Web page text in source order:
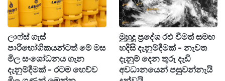
ලාෆ්ස් ගැස්
පාරිභෝගිකයන්ටත් මේ මස
මිල සංශෝධනය ගැන
දැනුම්දීමක් - රටම හෙව්ව
මුහුදු ප්‍රදේශ රළු වීමත් සමඟ
හදිසි දැනුම්දීමක් - නැවත
දැනුම් දෙන තුරු දැඩි
අවධානයෙන් පසුවන්නැයි